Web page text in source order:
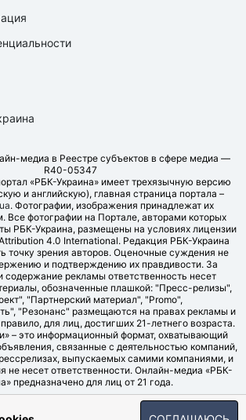
медиа в Реестре субъектов в сфере медиа —
R40-05347
«РБК-Украина» имеет трехязычную версию
и английскую), главная страница портала –
. Фотографии, изображения принадлежат их
Все фотографии на Портале, авторами которых
РБК-Украина, размещены на условиях лицензии
4.0 International. Редакция РБК-Украина
точку зрения авторов. Оценочные суждения не
и подтверждению их правдивости. За
содержание рекламы ответственность несет
обозначенные плашкой: "Пресс-релизы",
"Партнерский материал", "Promo",
"Резонанс" размещаются на правах рекламы и
для лиц, достигших 21-летнего возраста.
– это информационный формат, охватывающий
связанные с деятельностью компаний,
выпускаемых самими компаниями, и
не несет ответственности. Онлайн-медиа «РБК-
предназначено для лиц от 21 года.
© LLC "UBT MEDIA", 2006-2026.